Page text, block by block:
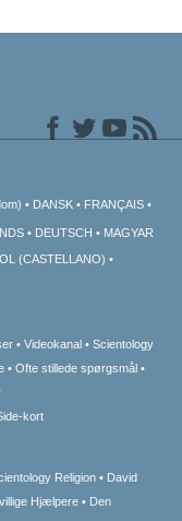
DANSK FRANÇAIS
DEUTSCH
MAGYAR
(CASTELLANO)
Videokanal
Scientology
Ofte stillede spørgsmål
kort
Religion
David
Hjælpere
Den